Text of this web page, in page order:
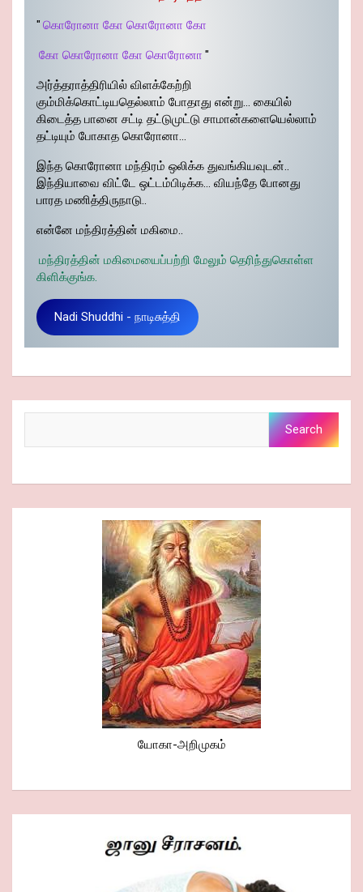
" கொரோனா கோ கொரோனா கோ
கோ கொரோனா கோ கொரோனா "
அர்த்தராத்திரியில் விளக்கேற்றி
கும்மிக்கொட்டியதெல்லாம் போதாது என்று… கையில்
கிடைத்த பானை சட்டி தட்டுமுட்டு சாமான்களையெல்லாம்
தட்டியும் போகாத கொரோனா…
இந்த கொரோனா மந்திரம் ஒலிக்க துவங்கியவுடன்..
இந்தியாவை விட்டே ஒட்டம்பிடிக்க… வியந்தே போனது
பாரத மணித்திருநாடு..
என்னே மந்திரத்தின் மகிமை..
மந்திரத்தின் மகிமையைப்பற்றி மேலும் தெரிந்துகொள்ள
கிளிக்குங்க.
Nadi Shuddhi - நாடிசுத்தி
Search
யோகா-அறிமுகம்